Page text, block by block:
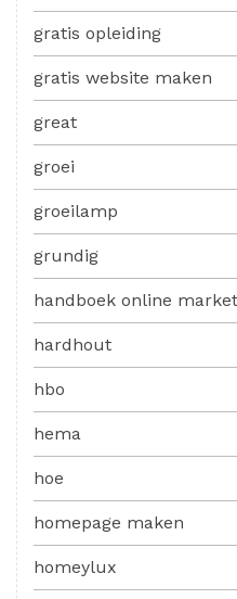
gratis opleiding
gratis website maken
great
groei
groeilamp
grundig
handboek online
hardhout
hbo
hema
hoe
homepage maken
homeylux